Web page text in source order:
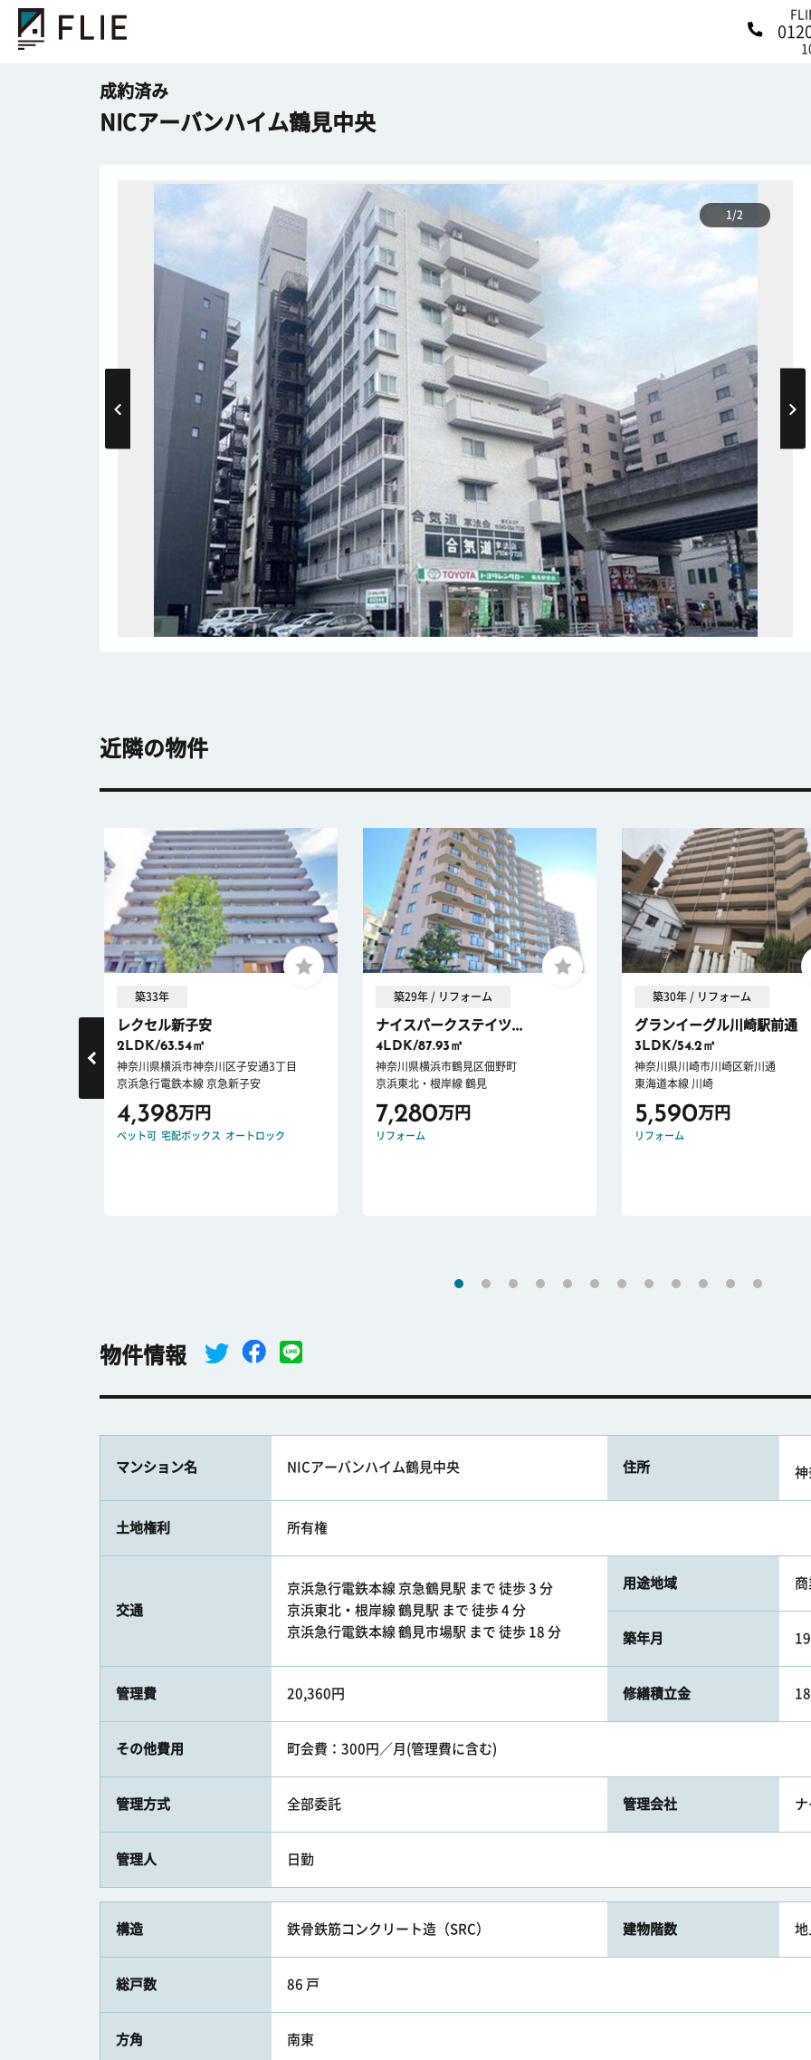
成約済み
NICアーバンハイム鶴見中央
1/2
近隣の物件
築33年
レクセル新子安
2LDK/63.54㎡
神奈川県横浜市神奈川区子安通3丁目
京浜急行電鉄本線 京急新子安
4,398万円
ペット可 宅配ボックス オートロック
築29年 / リフォーム
ナイスパークステイツ...
4LDK/87.93㎡
神奈川県横浜市鶴見区佃野町
京浜東北・根岸線 鶴見
7,280万円
リフォーム
築30年 / リフォーム
グランイーグル川崎駅前通
3LDK/54.2㎡
神奈川県川崎市川崎区新川通
東海道本線 川崎
5,590万円
リフォーム
物件情報
マンション名 NICアーバンハイム鶴見中央 住所 神
土地権利 所有権
交通
京浜急行電鉄本線 京急鶴見駅 まで 徒歩 3 分
京浜東北・根岸線 鶴見駅 まで 徒歩 4 分
京浜急行電鉄本線 鶴見市場駅 まで 徒歩 18 分
用途地域
築年月
管理費 20,360円 修繕積立金
その他費用 町会費：300円／月(管理費に含む)
管理方式 全部委託 管理会社
管理人 日勤
構造 鉄骨鉄筋コンクリート造（SRC） 建物階数 地
総戸数 86 戸
方角 南東